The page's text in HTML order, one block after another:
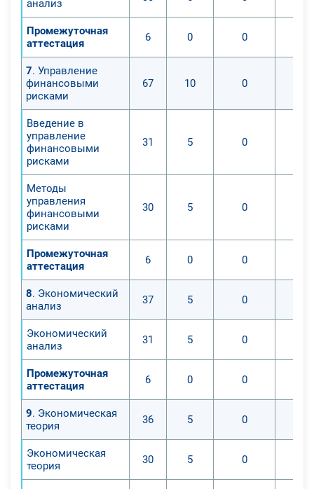
анализ
Промежуточная
аттестация
6 0 0
7. Управление
финансовыми
рисками
67 10 0
Введение в
управление
финансовыми
рисками
31 5 0
Методы
управления
финансовыми
рисками
30 5 0
Промежуточная
аттестация
6 0 0
8. Экономический
анализ
37 5 0
Экономический
анализ
31 5 0
Промежуточная
аттестация
6 0 0
9. Экономическая
теория
36 5 0
Экономическая
теория
30 5 0